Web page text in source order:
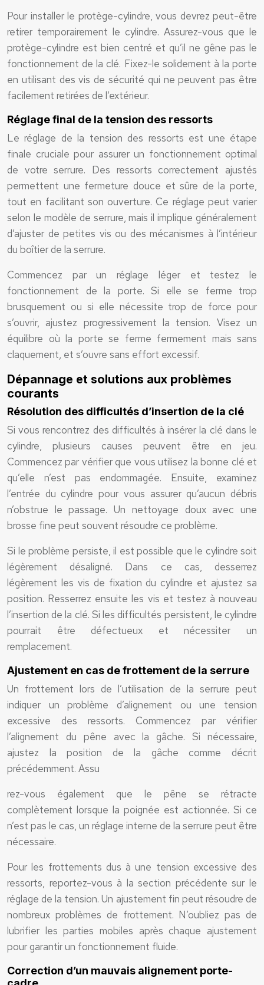
Pour installer le protège-cylindre, vous devrez peut-être
retirer temporairement le cylindre. Assurez-vous que le
protège-cylindre est bien centré et qu’il ne gêne pas le
fonctionnement de la clé. Fixez-le solidement à la porte
en utilisant des vis de sécurité qui ne peuvent pas être
facilement retirées de l’extérieur.
Réglage final de la tension des ressorts
Le réglage de la tension des ressorts est une étape
finale cruciale pour assurer un fonctionnement optimal
de votre serrure. Des ressorts correctement ajustés
permettent une fermeture douce et sûre de la porte,
tout en facilitant son ouverture. Ce réglage peut varier
selon le modèle de serrure, mais il implique généralement
d’ajuster de petites vis ou des mécanismes à l’intérieur
du boîtier de la serrure.
Commencez par un réglage léger et testez le
fonctionnement de la porte. Si elle se ferme trop
brusquement ou si elle nécessite trop de force pour
s’ouvrir, ajustez progressivement la tension. Visez un
équilibre où la porte se ferme fermement mais sans
claquement, et s’ouvre sans effort excessif.
Dépannage et solutions aux problèmes
courants
Résolution des difficultés d’insertion de la clé
Si vous rencontrez des difficultés à insérer la clé dans le
cylindre, plusieurs causes peuvent être en jeu.
Commencez par vérifier que vous utilisez la bonne clé et
qu’elle n’est pas endommagée. Ensuite, examinez
l’entrée du cylindre pour vous assurer qu’aucun débris
n’obstrue le passage. Un nettoyage doux avec une
brosse fine peut souvent résoudre ce problème.
Si le problème persiste, il est possible que le cylindre soit
légèrement désaligné. Dans ce cas, desserrez
légèrement les vis de fixation du cylindre et ajustez sa
position. Resserrez ensuite les vis et testez à nouveau
l’insertion de la clé. Si les difficultés persistent, le cylindre
pourrait être défectueux et nécessiter un
remplacement.
Ajustement en cas de frottement de la serrure
Un frottement lors de l’utilisation de la serrure peut
indiquer un problème d’alignement ou une tension
excessive des ressorts. Commencez par vérifier
l’alignement du pêne avec la gâche. Si nécessaire,
ajustez la position de la gâche comme décrit
précédemment. Assu
rez-vous également que le pêne se rétracte
complètement lorsque la poignée est actionnée. Si ce
n’est pas le cas, un réglage interne de la serrure peut être
nécessaire.
Pour les frottements dus à une tension excessive des
ressorts, reportez-vous à la section précédente sur le
réglage de la tension. Un ajustement fin peut résoudre de
nombreux problèmes de frottement. N’oubliez pas de
lubrifier les parties mobiles après chaque ajustement
pour garantir un fonctionnement fluide.
Correction d’un mauvais alignement porte-